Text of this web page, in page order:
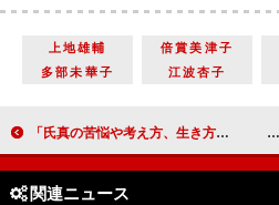
上地雄輔 倍賞美津子
多部未華子
江波杏子
「氏真の苦悩や考え方、生き方は、現代の人たちにこそ響くのでは」尾上松也（今川氏真）【「おんな城主 直虎」インタビュー】
関連ニュース